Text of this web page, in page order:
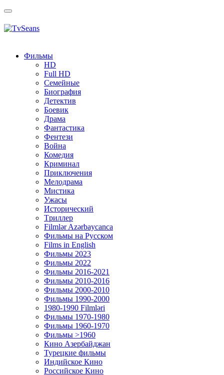
Toggle
Фильмы
HD
Full HD
Семейные
Биография
Детектив
Боевик
Драма
Фантастика
Фентези
Война
Комедия
Криминал
Приключения
Мелодрама
Мистика
Ужасы
Исторический
Tриллер
Filmlər Azərbaycanca
Фильмы на Русском
Films in English
Фильмы 2023
Фильмы 2022
Фильмы 2016-2021
Фильмы 2010-2016
Фильмы 2000-2010
Фильмы 1990-2000
1980-1990 Filmləri
Фильмы 1970-1980
Фильмы 1960-1970
Фильмы >1960
Кино Азербайджан
Турецкие фильмы
Индийское Кино
Российское Кино